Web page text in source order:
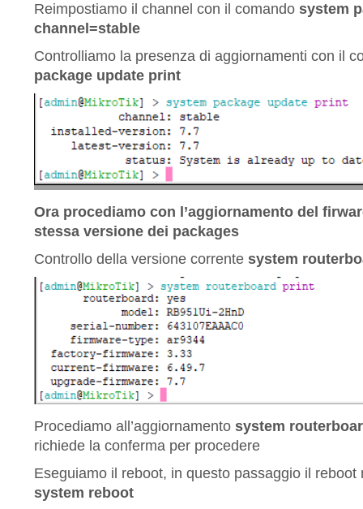
Reimpostiamo il channel con il comando system
channel=stable
Controlliamo la presenza di aggiornamenti con il
package update print
Ora procediamo con l’aggiornamento del
stessa versione dei packages
Controllo della versione corrente system
Procediamo all’aggiornamento system
richiede la conferma per procedere
Eseguiamo il reboot, in questo passaggio il reboot
system reboot